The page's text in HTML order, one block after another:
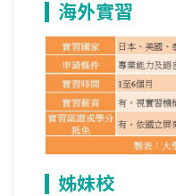
海外實習
姊妹校